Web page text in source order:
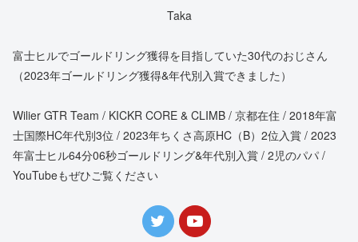
Taka
富士ヒルでゴールドリング獲得を目指していた30代のおじさん
（2023年ゴールドリング獲得&年代別入賞できました）
Wilier GTR Team / KICKR CORE & CLIMB / 京都在住 / 2018年富
士国際HC年代別3位 / 2023年ちくさ高原HC（B）2位入賞 / 2023
年富士ヒル64分06秒ゴールドリング&年代別入賞 / 2児のパパ /
YouTubeもぜひご覧ください